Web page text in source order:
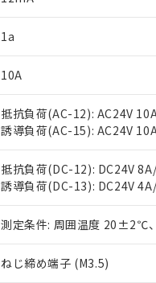
1a
10A
抵抗負荷(AC-12): AC24V
誘導負荷(AC-15): AC24V
抵抗負荷(DC-12): DC24V
誘導負荷(DC-13): DC24V
測定条件: 周囲温度 20±2℃
ねじ締め端子 (M3.5)
本サービスは、当
当社制御機器事業
い。
正式な納期状況お
当社販売員にご相
在庫状況および標
す。
マイパーツ機能（
ている必要がありま
お客様が当ウェブ
が、当社の製品・
さい。
*EU RoHS指令（10物質）：
フタル酸ビス(2-エチルヘキシル)
ル（DBP） 1000ppm以下、フ
但し、RoHS指令で産業用監視お
フタル酸エステル類の４物質に
※2 対応予定月
部品在庫の切り替え状況
※3 非含有証明書ダウ
「×」：最大均質材料含
Pb(鉛) :1000ppm、 Hg(水銀) :
DEHP(フタル酸ビス(2-エチルヘ
※2 環境保護使用期限
「ｅ」：有害物質（10物
味します。
「－」：未確認です。当
当社は、これら貴
などの必要な手続
ます。
当社は貴社製品を
置等に一切使用い
当社は、貴社製品
たしません。
△ 一定数には満
－
在庫なし(最新
機器販売店・
空
受注生産機種